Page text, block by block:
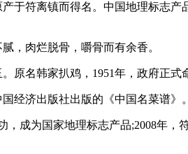
符离镇而得名。中国地理标志产
肉烂脱骨，嚼骨而有余香。
名韩家扒鸡，1951年，政府正式
济出版社出版的《中国名菜谱》。
为国家地理标志产品;2008年，